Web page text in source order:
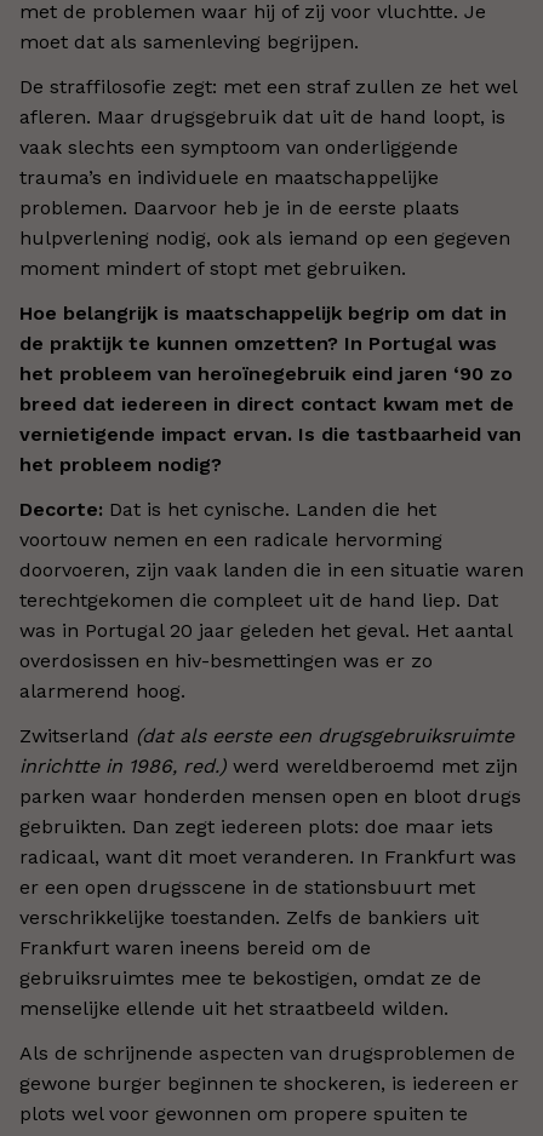
met de problemen waar hij of zij voor vluchtte. Je
moet dat als samenleving begrijpen.
De straffilosofie zegt: met een straf zullen ze het wel
afleren. Maar drugsgebruik dat uit de hand loopt, is
vaak slechts een symptoom van onderliggende
trauma’s en individuele en maatschappelijke
problemen. Daarvoor heb je in de eerste plaats
hulpverlening nodig, ook als iemand op een gegeven
moment mindert of stopt met gebruiken.
Hoe belangrijk is maatschappelijk begrip om dat in
de praktijk te kunnen omzetten? In Portugal was
het probleem van heroïnegebruik eind jaren ‘90 zo
breed dat iedereen in direct contact kwam met de
vernietigende impact ervan. Is die tastbaarheid van
het probleem nodig?
Decorte: Dat is het cynische. Landen die het
voortouw nemen en een radicale hervorming
doorvoeren, zijn vaak landen die in een situatie waren
terechtgekomen die compleet uit de hand liep. Dat
was in Portugal 20 jaar geleden het geval. Het aantal
overdosissen en hiv-besmettingen was er zo
alarmerend hoog.
Zwitserland (dat als eerste een drugsgebruiksruimte
inrichtte in 1986, red.) werd wereldberoemd met zijn
parken waar honderden mensen open en bloot drugs
gebruikten. Dan zegt iedereen plots: doe maar iets
radicaal, want dit moet veranderen. In Frankfurt was
er een open drugsscene in de stationsbuurt met
verschrikkelijke toestanden. Zelfs de bankiers uit
Frankfurt waren ineens bereid om de
gebruiksruimtes mee te bekostigen, omdat ze de
menselijke ellende uit het straatbeeld wilden.
Als de schrijnende aspecten van drugsproblemen de
gewone burger beginnen te shockeren, is iedereen er
plots wel voor gewonnen om propere spuiten te